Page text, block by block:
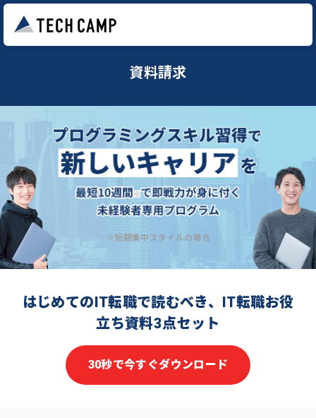
資料請求
※短期集中スタイルの場合
はじめてのIT転職で読むべき、IT転職お役
立ち資料3点セット
30秒で今すぐダウンロード